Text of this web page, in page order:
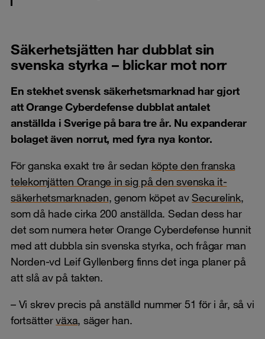
Säkerhetsjätten har dubblat sin
svenska styrka – blickar mot norr
En stekhet svensk säkerhetsmarknad har gjort
att Orange Cyberdefense dubblat antalet
anställda i Sverige på bara tre år. Nu expanderar
bolaget även norrut, med fyra nya kontor.
För ganska exakt tre år sedan köpte den franska
telekomjätten Orange in sig på den svenska it-
säkerhetsmarknaden, genom köpet avSecurelink,
som då hade cirka 200 anställda. Sedan dess har
det som numera heter Orange Cyberdefense hunnit
med att dubbla sin svenska styrka, och frågar man
Norden-vd Leif Gyllenberg finns det inga planer på
att slå av på takten.
– Vi skrev precis på anställd nummer 51 för i år, så vi
fortsätterväxa, säger han.